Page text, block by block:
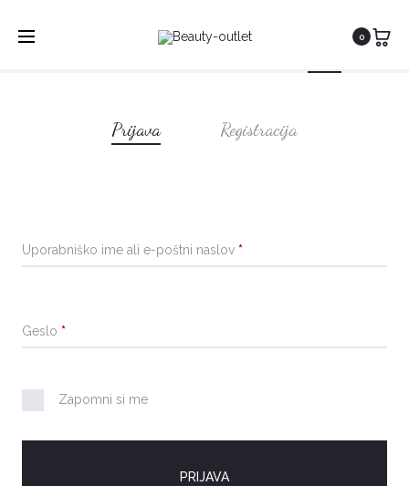
0
0 Wishlist
r
a
č
u
n
Prijava Registracija
Uporabniško ime ali e-poštni naslov *
Geslo *
Zapomni si me
PRIJAVA